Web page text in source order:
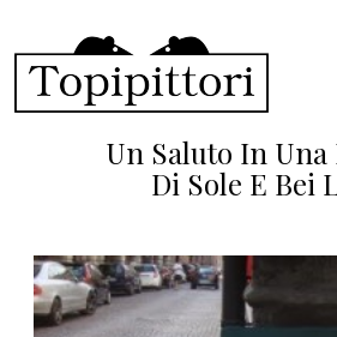
Un Saluto In
Di Sole E Bei